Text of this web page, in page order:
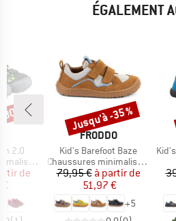
ÉGALEMENT
2.0
réduit
de
%
MARQUE
FRODDO
Article
Kid's Barefoot Baze
Product group
Chaussures minimalistes
Prix
79,95 € Prix réduit
à partir de
51,97 €
+5
Remise
Jusqu'à -35 %
Kid's